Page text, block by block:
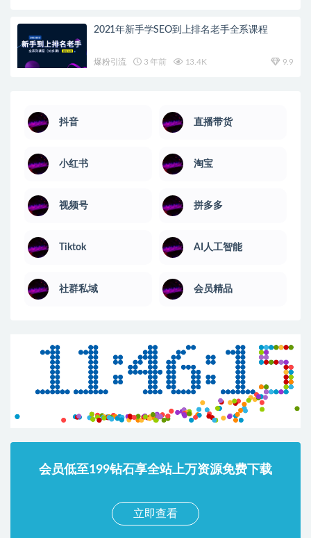
2021年新手学SEO到上排名老手全系课程
爆粉引流 3 年前 13.4K 9.9
抖音 直播带货
小红书 淘宝
视频号 拼多多
Tiktok AI人工智能
社群私域 会员精品
会员低至199钻石享全站上万资源免费下载
立即查看